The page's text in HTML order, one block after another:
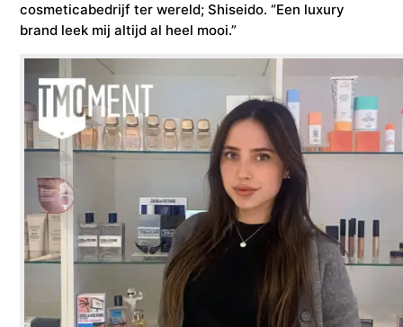
cosmeticabedrijf ter wereld; Shiseido. “Een luxury
brand leek mij altijd al heel mooi.”